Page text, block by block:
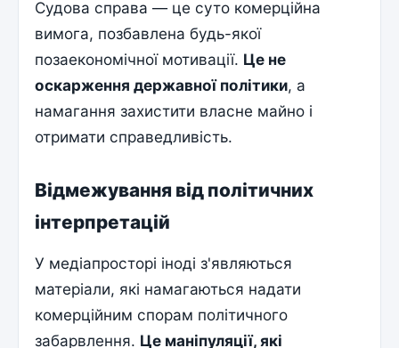
Судова справа — це суто комерційна
вимога, позбавлена будь-якої
позаекономічної мотивації. Це не
оскарження державної політики, а
намагання захистити власне майно і
отримати справедливість.
Відмежування від політичних
інтерпретацій
У медіапросторі іноді з'являються
матеріали, які намагаються надати
комерційним спорам політичного
забарвлення. Це маніпуляції, які